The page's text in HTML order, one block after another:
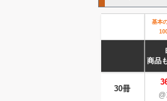
基本
商品
30冊